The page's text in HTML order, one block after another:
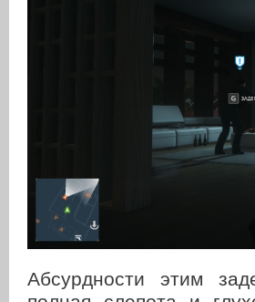
Абсурдности этим